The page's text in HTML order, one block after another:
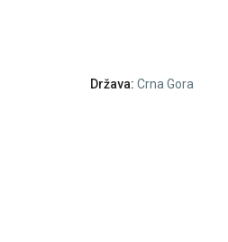
Država: Crna Gora